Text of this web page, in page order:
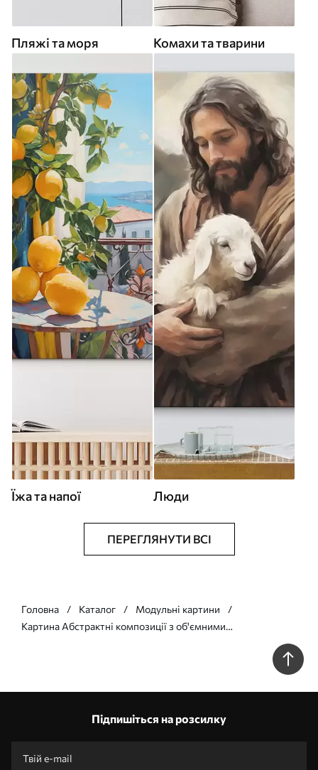
Пляжі та моря Комахи та тварини
Їжа та напої Люди
ПЕРЕГЛЯНУТИ ВСІ
Головна Каталог
Модульні картини
Картина Абстрактні композиції з об'ємними
геометричними фігурами на фактурному тлі Арт. m00597
Підпишіться на розсилку